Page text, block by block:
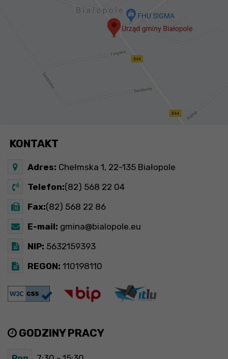
KONTAKT
Adres: Chełmska 1, 22-135 Białopole
Telefon:(82) 568 22 04
Fax:(82) 568 22 86
E-mail: gmina@bialopole.eu
NIP: 5632159393
REGON: 110198110
GODZINY PRACY